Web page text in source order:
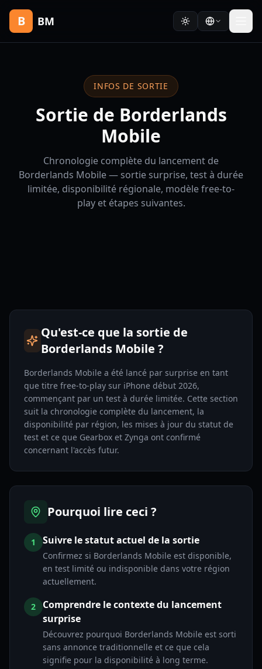
B BM
INFOS DE SORTIE
Sortie de Borderlands
Mobile
Chronologie complète du lancement de
Borderlands Mobile — sortie surprise, test à durée
limitée, disponibilité régionale, modèle free-to-
play et étapes suivantes.
Qu'est-ce que la sortie de
Borderlands Mobile ?
Borderlands Mobile a été lancé par surprise en tant
que titre free-to-play sur iPhone début 2026,
commençant par un test à durée limitée. Cette section
suit la chronologie complète du lancement, la
disponibilité par région, les mises à jour du statut de
test et ce que Gearbox et Zynga ont confirmé
concernant l'accès futur.
Pourquoi lire ceci ?
1 Suivre le statut actuel de la sortie
Confirmez si Borderlands Mobile est disponible,
en test limité ou indisponible dans votre région
actuellement.
2
Comprendre le contexte du lancement
surprise
Découvrez pourquoi Borderlands Mobile est sorti
sans annonce traditionnelle et ce que cela
signifie pour la disponibilité à long terme.